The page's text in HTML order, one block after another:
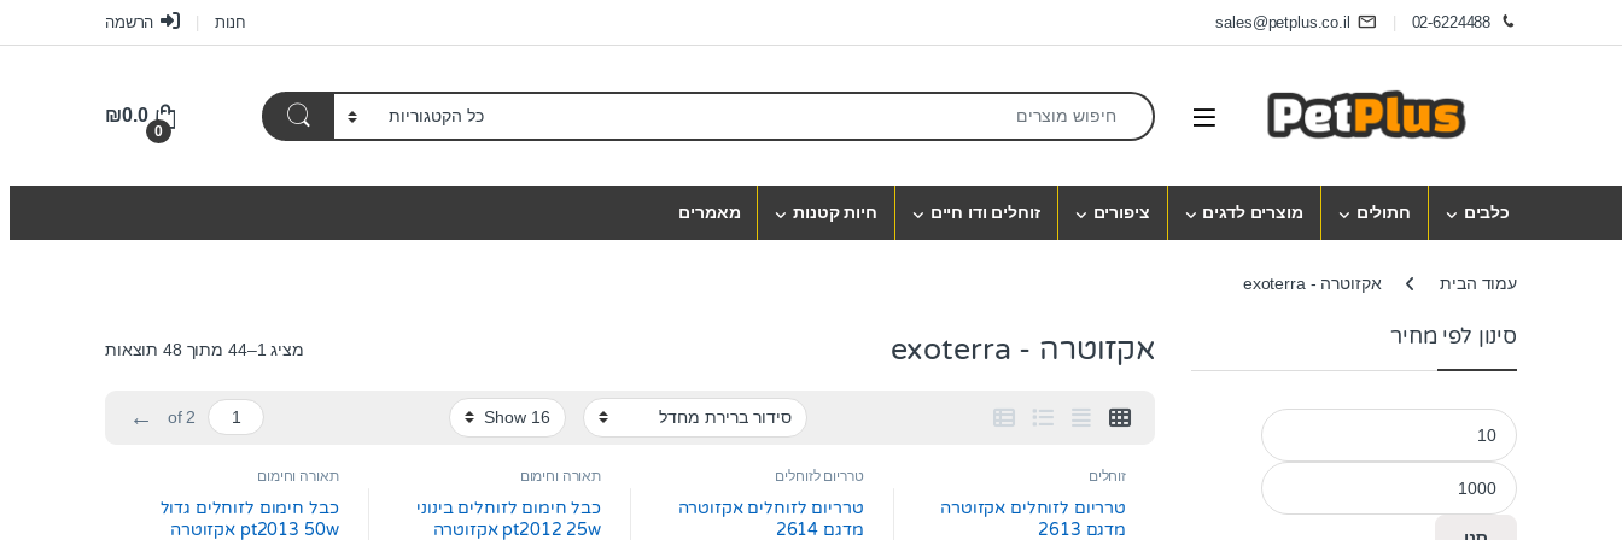
Skip to navigation
02-6224488
sales@petplus.co.il חנות הרשמה
Open
Search for:
0
₪0.0
כלבים חתולים מוצרים לדגים ציפורים זוחלים ודו חיים חיות קטנות מאמרים
עמוד הבית אקזוטרה - exoterra
אקזוטרה - exoterra מציג 1–44 מתוך 48 תוצאות
of 2
←
זוחלים
טרריום לזוחלים אקזוטרה
מדגם 2613
טרריום לזוחלים
טרריום לזוחלים אקזוטרה
מדגם 2614
תאורה וחימום
כבל חימום לזוחלים בינוני
pt2012 25w אקזוטרה
תאורה וחימום
כבל חימום לזוחלים גדול
pt2013 50w אקזוטרה
סינון לפי מחיר
מחיר מינימלי
מחיר מקסימלי